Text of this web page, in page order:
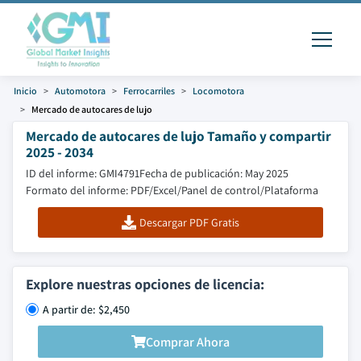
Inicio Automotora Ferrocarriles
Locomotora
Mercado de autocares de lujo
Mercado de autocares de lujo Tamaño y compartir
2025 - 2034
ID del informe: GMI4791Fecha de publicación: May 2025
Formato del informe: PDF/Excel/Panel de control/Plataforma
Descargar PDF Gratis
Explore nuestras opciones de licencia:
A partir de: $2,450
Comprar Ahora